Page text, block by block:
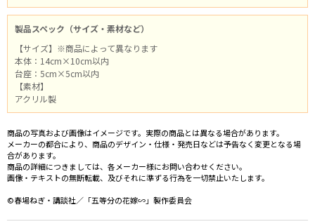
製品スペック（サイズ・素材など）
【サイズ】※商品によって異なります
本体：14cm×10cm以内
台座：5cm×5cm以内
【素材】
アクリル製
商品の写真および画像はイメージです。実際の商品とは異なる場合があります。
メーカーの都合により、商品のデザイン・仕様・発売日などは予告なく変更となる場
合があります。
商品の詳細につきましては、各メーカー様にお問い合わせください。
画像・テキストの無断転載、及びそれに準ずる行為を一切禁止いたします。
©春場ねぎ・講談社／「五等分の花嫁∽」製作委員会